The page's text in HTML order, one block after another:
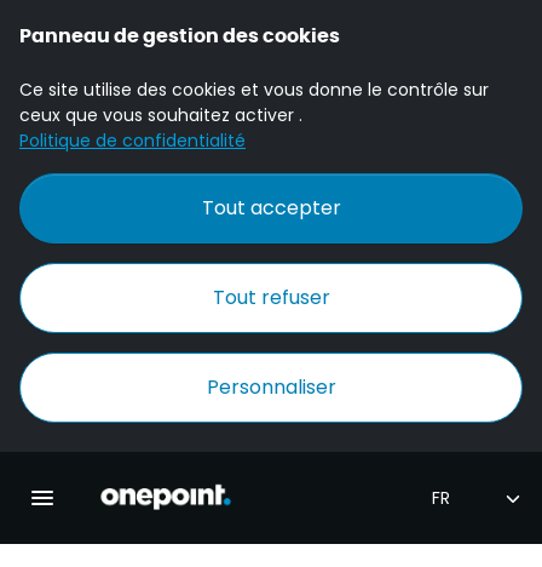
Panneau de gestion des cookies
Ce site utilise des cookies et vous donne le contrôle sur
ceux que vous souhaitez activer .
Politique de confidentialité
Tout accepter
Tout refuser
Personnaliser
Accueil Onepoint